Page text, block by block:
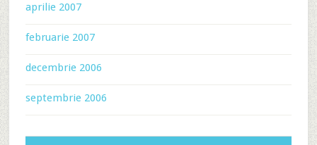
aprilie 2007
februarie 2007
decembrie 2006
septembrie 2006